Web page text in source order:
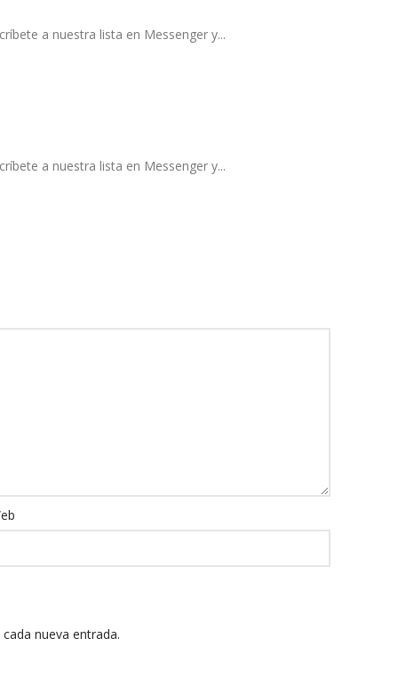
a nuestra lista en Messenger y...
a nuestra lista en Messenger y...
nueva entrada.